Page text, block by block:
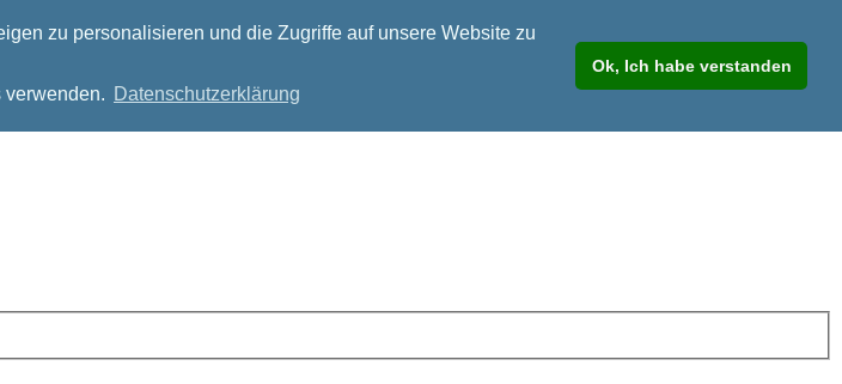
zu personalisieren und die Zugriffe auf unsere Website zu
verwenden. Datenschutzerklärung
Ok, Ich habe verstanden